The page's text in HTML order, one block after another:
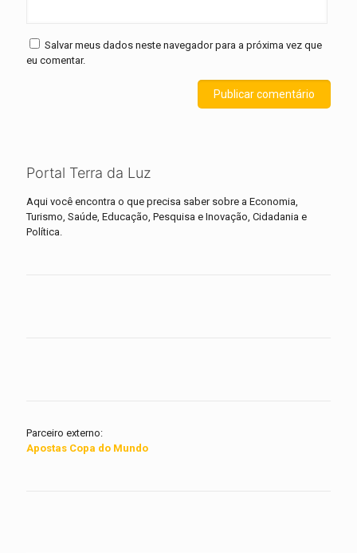
Salvar meus dados neste navegador para a próxima vez que
eu comentar.
Portal Terra da Luz
Aqui você encontra o que precisa saber sobre a Economia,
Turismo, Saúde, Educação, Pesquisa e Inovação, Cidadania e
Política.
Parceiro externo:
Apostas Copa do Mundo